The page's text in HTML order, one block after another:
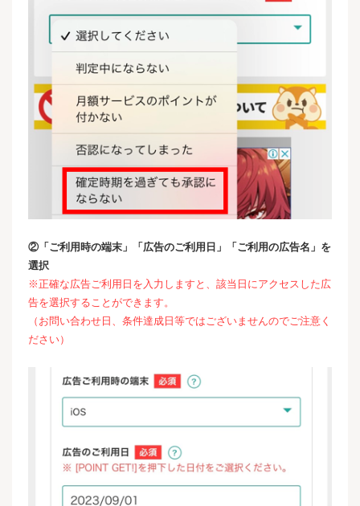
②「ご利用時の端末」「広告のご利用日」「ご利用の広告名」を
選択
※正確な広告ご利用日を入力しますと、該当日にアクセスした広
告を選択することができます。
（お問い合わせ日、条件達成日等ではございませんのでご注意く
ださい）